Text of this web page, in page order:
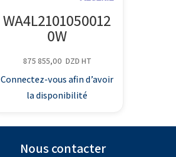
WA4L2101050012
0W
875 855,00 DZD HT
Connectez-vous afin d’avoir
la disponibilité
Nous contacter